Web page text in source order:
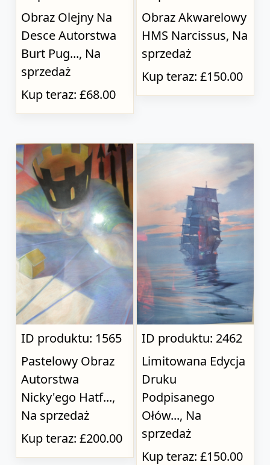
Obraz Olejny Na
Desce Autorstwa
Burt Pug..., Na
sprzedaż
Kup teraz: £68.00
Obraz Akwarelowy
HMS Narcissus, Na
sprzedaż
Kup teraz: £150.00
ID produktu: 1565
Pastelowy Obraz
Autorstwa
Nicky'ego Hatf...,
Na sprzedaż
Kup teraz: £200.00
ID produktu: 2462
Limitowana Edycja
Druku
Podpisanego
Ołów..., Na
sprzedaż
Kup teraz: £150.00